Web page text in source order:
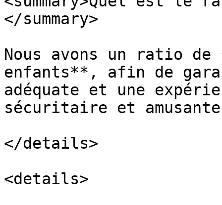
</summary>
Nous avons un ratio
enfants**, afin de
adéquate et une
sécuritaire et
</details>
<details>